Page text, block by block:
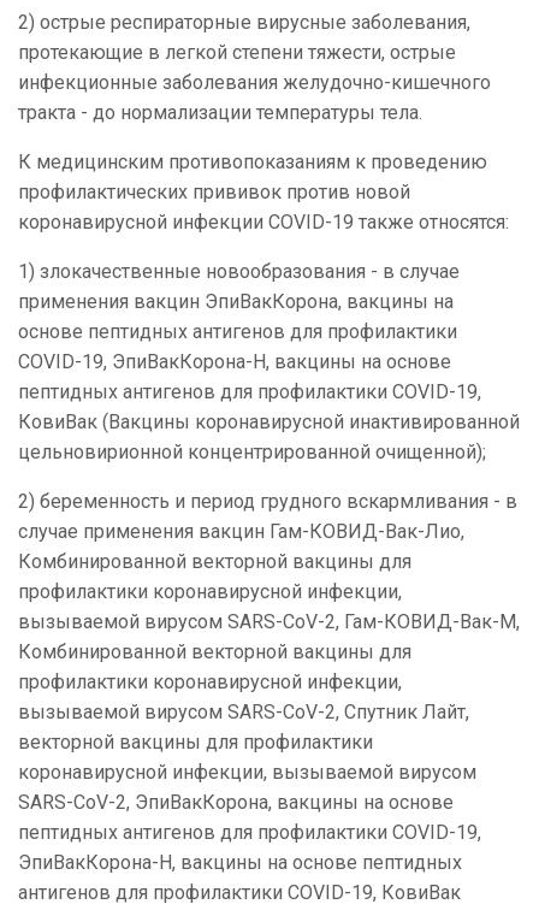
2) острые респираторные вирусные заболевания,
протекающие в легкой степени тяжести, острые
инфекционные заболевания желудочно-кишечного
тракта - до нормализации температуры тела.
К медицинским противопоказаниям к проведению
профилактических прививок против новой
коронавирусной инфекции COVID-19 также относятся:
1) злокачественные новообразования - в случае
применения вакцин ЭпиВакКорона, вакцины на
основе пептидных антигенов для профилактики
COVID-19, ЭпиВакКорона-Н, вакцины на основе
пептидных антигенов для профилактики COVID-19,
КовиВак (Вакцины коронавирусной инактивированной
цельновирионной концентрированной очищенной);
2) беременность и период грудного вскармливания - в
случае применения вакцин Гам-КОВИД-Вак-Лио,
Комбинированной векторной вакцины для
профилактики коронавирусной инфекции,
вызываемой вирусом SARS-CoV-2, Гам-КОВИД-Вак-М,
Комбинированной векторной вакцины для
профилактики коронавирусной инфекции,
вызываемой вирусом SARS-CoV-2, Спутник Лайт,
векторной вакцины для профилактики
коронавирусной инфекции, вызываемой вирусом
SARS-CoV-2, ЭпиВакКорона, вакцины на основе
пептидных антигенов для профилактики COVID-19,
ЭпиВакКорона-Н, вакцины на основе пептидных
антигенов для профилактики COVID-19, КовиВак